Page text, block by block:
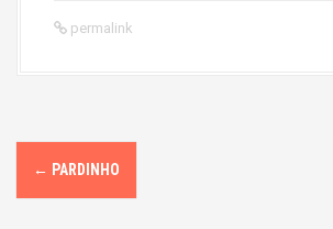
permalink
P
o
← PARDINHO